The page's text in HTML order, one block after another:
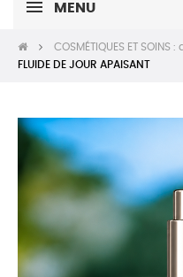
MENU
COSMÉTIQUES ET
FLUIDE DE JOUR APAISANT